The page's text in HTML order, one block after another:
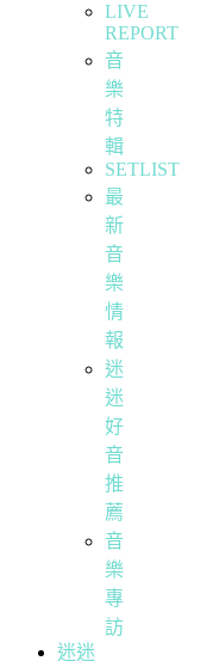
LIVE
REPORT
音
樂
特
輯
SETLIST
最
新
音
樂
情
報
迷
迷
好
音
推
薦
音
樂
專
訪
迷迷